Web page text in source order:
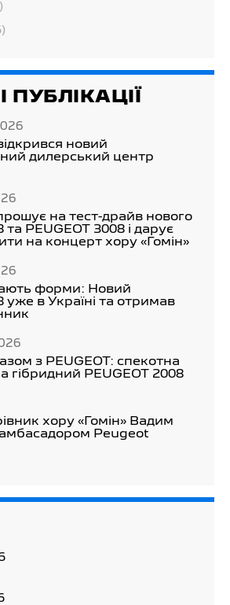
ПУБЛІКАЦІЇ
новий
дилерський центр
на тест-драйв нового
та PEUGEOT 3008 і дарує
на концерт хору «Гомін»
форми: Новий
уже в Україні та отримав
з PEUGEOT: спекотна
гібридний PEUGEOT 2008
хору «Гомін» Вадим
Peugeot